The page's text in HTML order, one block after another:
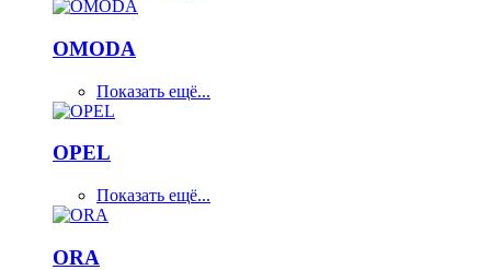
OMODA
Показать ещё...
OPEL
Показать ещё...
ORA